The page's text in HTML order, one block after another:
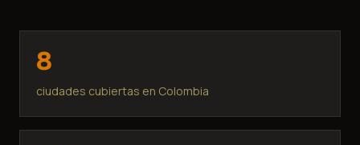
8
ciudades cubiertas en Colombia